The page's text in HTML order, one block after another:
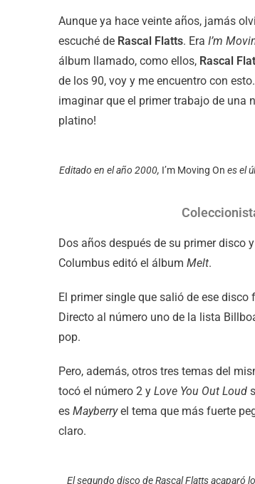
Aunque ya hace veinte años, jamás
escuché de Rascal Flatts. Era I’m
álbum llamado, como ellos, Rascal
de los 90, voy y me encuentro con
imaginar que el primer trabajo de una
platino!
Editado en el año 2000, I’m Moving On es el
Dos años después de su primer disco
Columbus editó el álbum Melt.
El primer single que salió de ese disco
Directo al número uno de la lista
pop.
Pero, además, otros tres temas del
tocó el número 2 y Love You Out Loud
es Mayberryel tema que más fuerte
claro.
El segundo disco de Rascal Flatts acaparó